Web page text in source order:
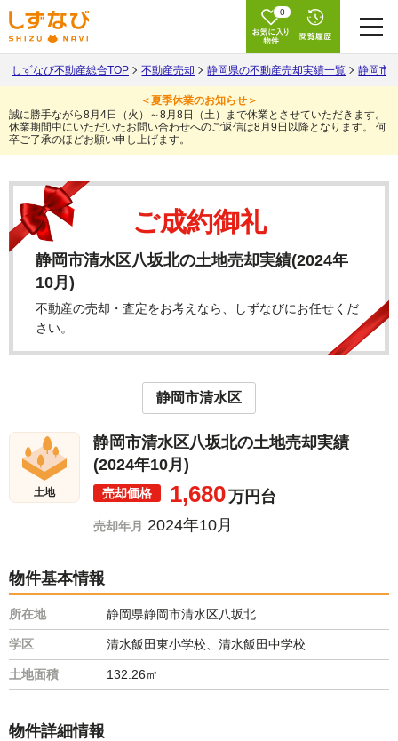
0
しずなび不動産総合TOP 不動産売却 静岡県の不動産売却実績一覧 静岡市
＜夏季休業のお知らせ＞
誠に勝手ながら8月4日（火）～8月8日（土）まで休業とさせていただきます。
休業期間中にいただいたお問い合わせへのご返信は8月9日以降となります。
何
卒ご了承のほどお願い申し上げます。
ご成約御礼
静岡市清水区八坂北の土地売却実績(2024年
10月)
不動産の売却・査定をお考えなら、しずなびにお任せくだ
さい。
静岡市清水区
土地
静岡市清水区八坂北の土地売却実績
(2024年10月)
売却価格 1,680万円台
売却年月 2024年10月
物件基本情報
所在地 静岡県静岡市清水区八坂北
学区 清水飯田東小学校、清水飯田中学校
土地面積 132.26㎡
物件詳細情報